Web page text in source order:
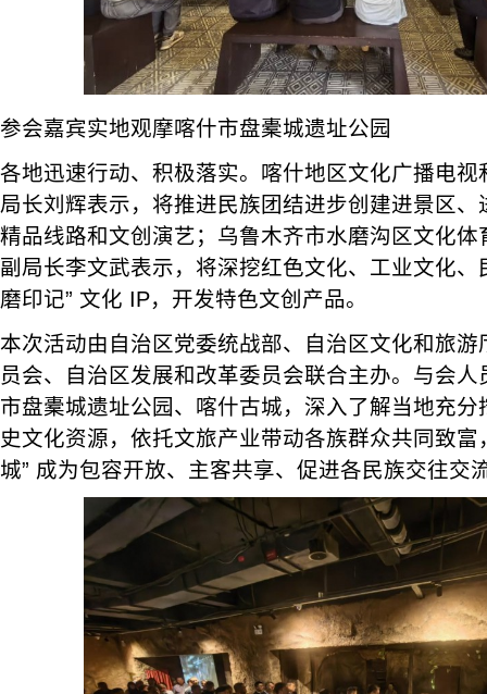
参会嘉宾实地观摩喀什市盘橐城遗址公园
各地迅速行动、积极落实。喀什地区文化广播电
局长刘辉表示，将推进民族团结进步创建进景区
精品线路和文创演艺；乌鲁木齐市水磨沟区文化
副局长李文武表示，将深挖红色文化、工业文化、
磨印记” 文化 IP，开发特色文创产品。
本次活动由自治区党委统战部、自治区文化和旅
员会、自治区发展和改革委员会联合主办。与会
市盘橐城遗址公园、喀什古城，深入了解当地充
史文化资源，依托文旅产业带动各族群众共同致富
城” 成为包容开放、主客共享、促进各民族交往交